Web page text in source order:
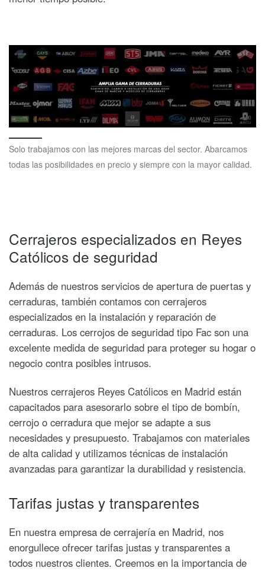
Solo trabajamos con las mejores marcas del sector. Abarcamos
todas las posibilidades en precio y siempre con la mayor calidad.
Cerrajeros especializados en Reyes
Católicos de seguridad
Además de nuestros servicios de apertura de puertas y
cerraduras, también contamos con cerrajeros
especializados en la instalación y reparación de
cerraduras. Los cerrojos de seguridad tipo Fac son una
excelente medida de seguridad para proteger su hogar o
negocio contra posibles intrusos.
Nuestros cerrajeros Reyes Católicos en Madrid están
capacitados para asesorarlo sobre el tipo de bombín,
cerrojo o cerradura que mejor se adapte a sus
necesidades y presupuesto. Trabajamos con materiales
de alta calidad y utilizamos técnicas de instalación
avanzadas para garantizar la durabilidad y resistencia.
Tarifas justas y transparentes
En nuestra empresa de cerrajería en Madrid, nos
enorgullece ofrecer tarifas justas y transparentes a
todos nuestros clientes. Creemos en la importancia de